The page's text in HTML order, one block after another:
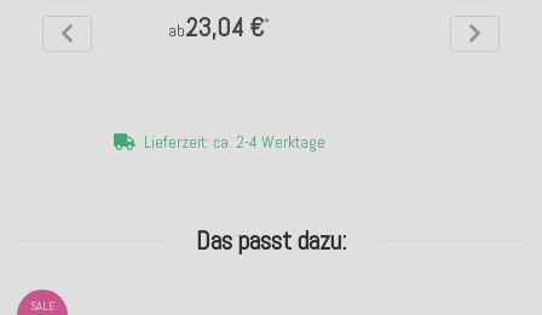
ab23,04 €*
Lieferzeit: ca. 2-4 Werktage
Das passt dazu:
SALE